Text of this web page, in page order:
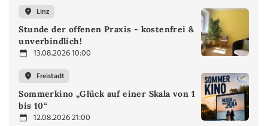
Linz
Stunde der offenen Praxis - kostenfrei &
unverbindlich!
13.08.2026 10:00
Freistadt
Sommerkino „Glück auf einer Skala von 1
bis 10“
12.08.2026 21:00